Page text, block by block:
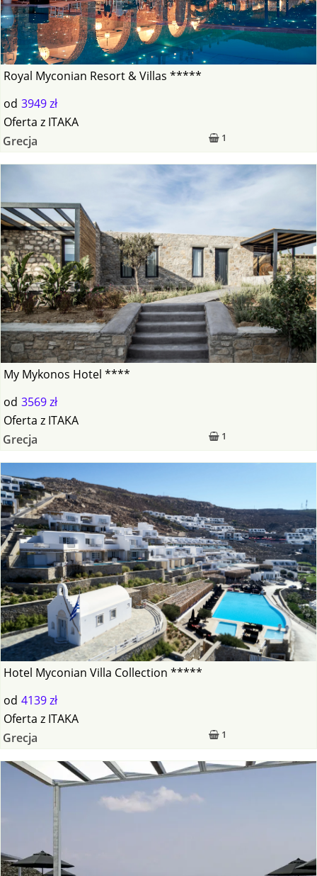
Royal Myconian Resort & Villas *****
od 3949 zł
1
Oferta z ITAKA
Grecja
My Mykonos Hotel ****
od 3569 zł
1
Oferta z ITAKA
Grecja
Hotel Myconian Villa Collection *****
od 4139 zł
1
Oferta z ITAKA
Grecja